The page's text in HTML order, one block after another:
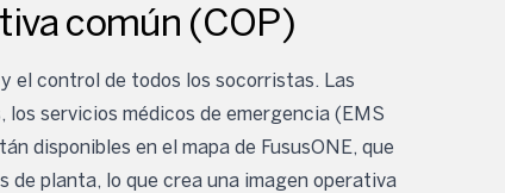
común (COP)
el control de todos los socorristas. Las
servicios médicos de emergencia (EMS
disponibles en el mapa de FususONE, que
planta, lo que crea una imagen operativa